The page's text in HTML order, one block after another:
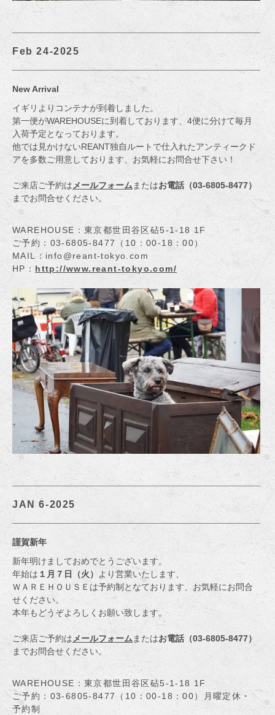
Feb 24-2025
New Arrival
イギリよりコンテナが到着しました。
第一便がWAREHOUSEに到着しております、4便に分けて毎月
入荷予定となっております。
他では見かけないREANT独自ルートで仕入れたアンティークド
アを多数ご用意しております、お気軽にお問合せ下さい！
ご来店ご予約はメールフォームまたはお電話（03-6805-8477）
までお問合せください。
WAREHOUSE：東京都世田谷区砧5-1-18 1F
ご予約：03-6805-8477（10：00-18：00）
MAIL：info@reant-tokyo.com
HP： http://www.reant-tokyo.com/
JAN 6-2025
謹賀新年
新年明けましておめでとうございます。
年始は １月７日（火） より営業いたします、
ＷＡＲＥＨＯＵＳＥは予約制となております、お気軽にお問合
せください。
本年もどうぞよろしくお願い致します。
ご来店ご予約はメールフォームまたはお電話（03-6805-8477）
までお問合せください。
WAREHOUSE：東京都世田谷区砧5-1-18 1F
ご予約：03-6805-8477（10：00-18：00）月曜定休・
予約制